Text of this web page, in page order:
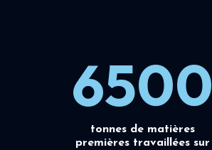
6500
tonnes de matières
premières travaillées sur